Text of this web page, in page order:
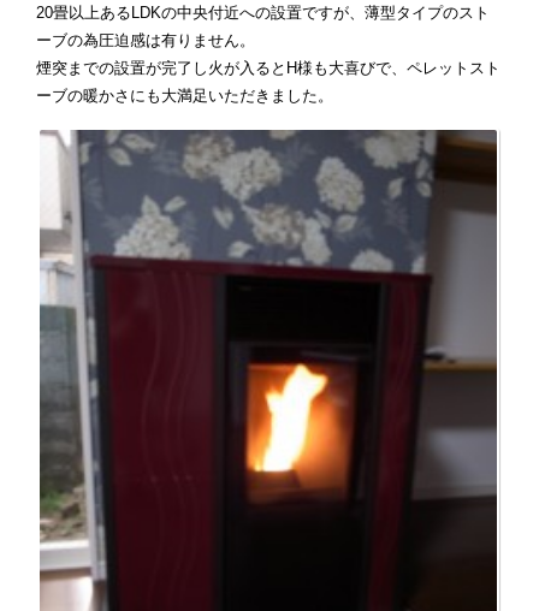
20畳以上あるLDKの中央付近への設置ですが、薄型タイプのスト
ーブの為圧迫感は有りません。
煙突までの設置が完了し火が入るとH様も大喜びで、ペレットスト
ーブの暖かさにも大満足いただきました。